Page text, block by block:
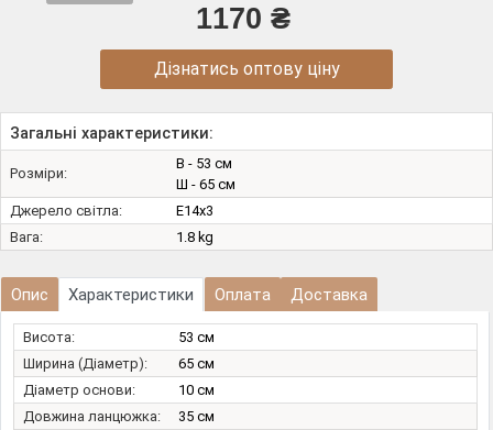
1170 ₴
Дізнатись оптову ціну
Загальні характеристики:
Розміри:
В - 53 см
Ш - 65 см
Джерело світла:
E14х3
Вага:
1.8 kg
Опис Характеристики Оплата Доставка
Висота:
53 см
Ширина (Діаметр):
65 см
Діаметр основи:
10 см
Довжина ланцюжка:
35 см